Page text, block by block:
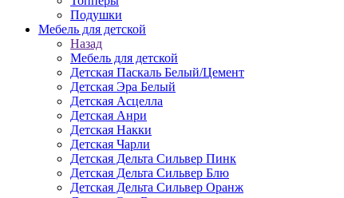
Подушки
Мебель для детской
Назад
Мебель для детской
Детская Паскаль Белый/Цемент
Детская Эра Белый
Детская Асцелла
Детская Анри
Детская Накки
Детская Чарли
Детская Дельта Сильвер Пинк
Детская Дельта Сильвер Блю
Детская Дельта Сильвер Оранж